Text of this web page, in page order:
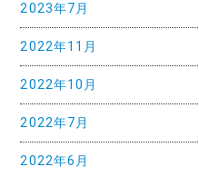
シ
ョ
ン
2023年7月
2022年11月
2022年10月
2022年7月
2022年6月